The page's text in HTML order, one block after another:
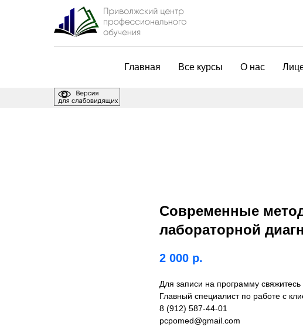
Главная Все курсы О нас
Современные
лабораторной
2 000 р.
Для записи на программу
Главный специалист по работе с
8 (912) 587-44-01
pcpomed@gmail.com